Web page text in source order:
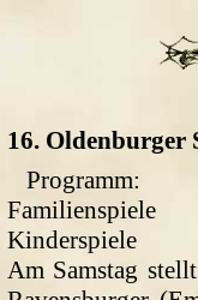
16. Oldenburger
Programm:
Familienspiele
Kinderspiele
Am Samstag